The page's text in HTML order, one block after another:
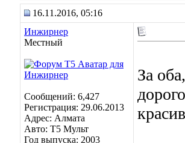
16.11.2016, 05:16
Инжирнер
Местный
Сообщений: 6,427
Регистрация: 29.06.2013
Адрес: Алмата
Авто: Т5 Мульт
Год выпуска: 2003
За